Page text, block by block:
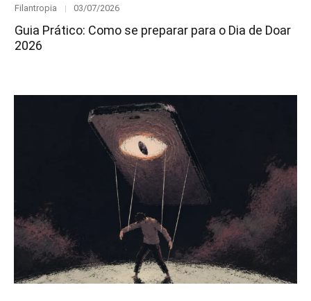
Category
Filantropia
Posted
03/07/2026
Guia Prático: Como se preparar para o Dia de Doar
2026